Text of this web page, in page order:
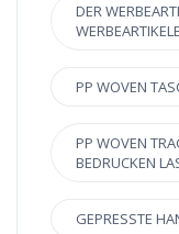
DER
PP WOVEN
PP WOVEN
BEDRUCKEN
GEPRESSTE